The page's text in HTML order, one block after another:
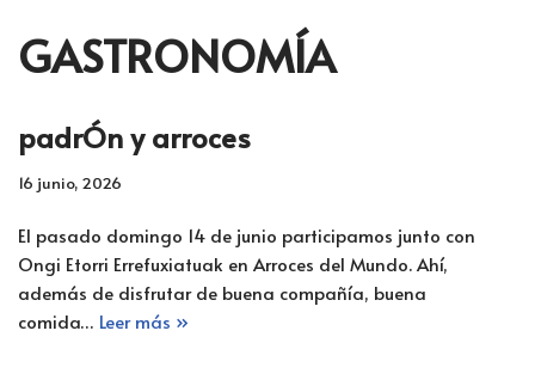
GASTRONOMÍA
padrÓn y arroces
16 junio, 2026
El pasado domingo 14 de junio participamos junto con
Ongi Etorri Errefuxiatuak en Arroces del Mundo. Ahí,
además de disfrutar de buena compañía, buena
comida… Leer más »